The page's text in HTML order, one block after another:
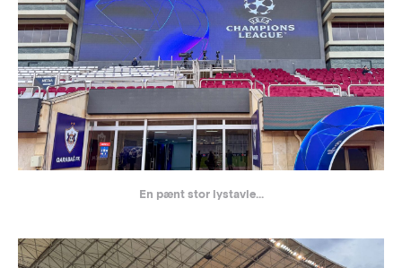
En pænt stor lystavle...